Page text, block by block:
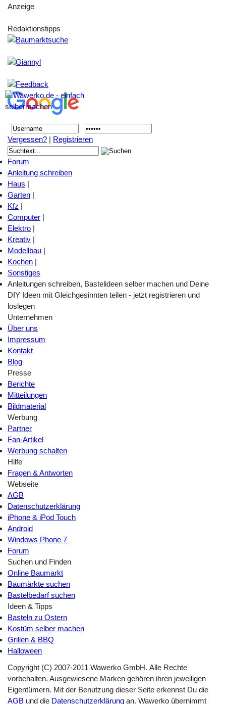
Anzeige
Redaktionstipps
Vergessen? | Registrieren
Forum
Anleitung schreiben
Haus |
Garten |
Kfz |
Computer |
Elektro |
Kreativ |
Modellbau |
Kochen |
Sonstiges
Anleitungen schreiben, Bastelideen selber machen und Deine
DIY Ideen mit Gleichgesinnten teilen - jetzt registrieren und
loslegen
Unternehmen
Über uns
Impressum
Kontakt
Blog
Presse
Berichte
Mitteilungen
Bildmaterial
Werbung
Partner
Fan-Artikel
Werbung schalten
Hilfe
Fragen & Antworten
Webseite
AGB
Datenschutzerklärung
iPhone & iPod Touch
Android
Windows Phone 7
Forum
Suchen und Finden
Online Baumarkt
Baumärkte suchen
Bastelbedarf suchen
Ideen & Tipps
Basteln zu Ostern
Kostüm selber machen
Grillen & BBQ
Halloween
Copyright (C) 2007-2011 Wawerko GmbH. Alle Rechte
vorbehalten. Ausgewiesene Marken gehören ihren jeweiligen
Eigentümern. Mit der Benutzung dieser Seite erkennst Du die
AGB und die Datenschutzerklärung an. Wawerko übernimmt